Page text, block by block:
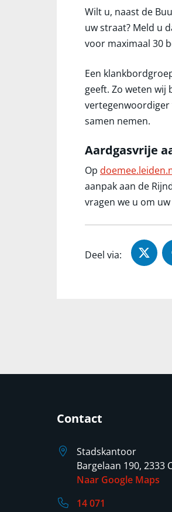
Wilt u, naast de
uw straat? Meld u
voor maximaal 30
Een
geeft. Zo weten wij
vertegenwoordiger
samen nemen.
Aardgasvrije
Op
aanpak aan de
vragen we u om
Deel via:
Contact
Stadskantoor
Bargelaan 190, 2333
Naar Google Maps
14 071